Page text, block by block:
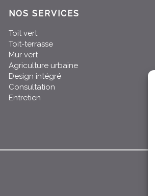
NOS SERVICES
Toit vert
Toit-terrasse
Mur vert
Agriculture urbaine
Design intégré
Consultation
Entretien